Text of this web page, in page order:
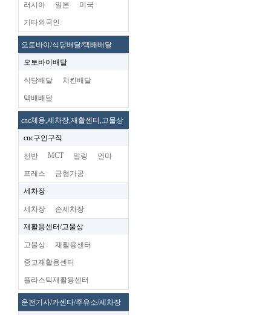
러시아 일본 미국
기타외국인
오토바이/식당배달/택배배달
오토바이배달
식당배달 치킨배달
택배배달
cnc체용,세차장,재활센터,고물상
cnc구인구직
선반 MCT 밀링 연마
프레스 금형가공
세차장
세차장 손세차장
재활용센터/고물상
고물상 재활용센터
중고재활용센터
플라스틱재활용센터
운전기사/카센타/주유소/세차장